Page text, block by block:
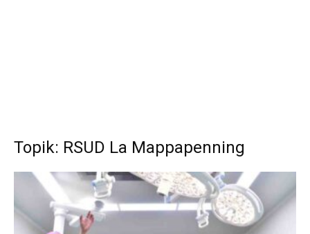
Topik: RSUD La Mappapenning